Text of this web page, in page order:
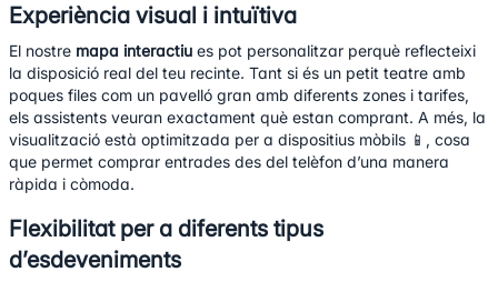
Experiència visual i intuïtiva
El nostre mapa interactiu es pot personalitzar perquè reflecteixi
la disposició real del teu recinte. Tant si és un petit teatre amb
poques files com un pavelló gran amb diferents zones i tarifes,
els assistents veuran exactament què estan comprant. A més, la
visualització està optimitzada per a dispositius mòbils 📱, cosa
que permet comprar entrades des del telèfon d’una manera
ràpida i còmoda.
Flexibilitat per a diferents tipus
d’esdeveniments